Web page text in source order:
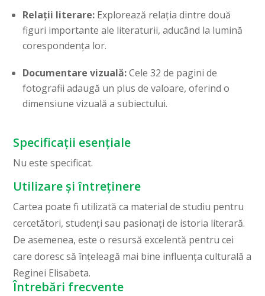
Relații literare: Explorează relația dintre două
figuri importante ale literaturii, aducând la lumină
corespondența lor.
Documentare vizuală:Cele 32 de pagini de
fotografii adaugă un plus de valoare, oferind o
dimensiune vizuală a subiectului.
Specificații esențiale
Nu este specificat.
Utilizare și întreținere
Cartea poate fi utilizată ca material de studiu pentru
cercetători, studenți sau pasionați de istoria literară.
De asemenea, este o resursă excelentă pentru cei
care doresc să înțeleagă mai bine influența culturală a
Reginei Elisabeta.
Întrebări frecvente